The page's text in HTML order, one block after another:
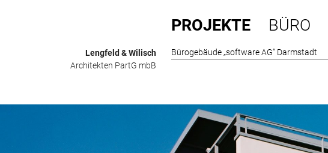
Lengfeld & Wilisch
Architekten PartG mbB
PROJEKTE BÜRO
Bürogebäude „software AG“ Darmstadt